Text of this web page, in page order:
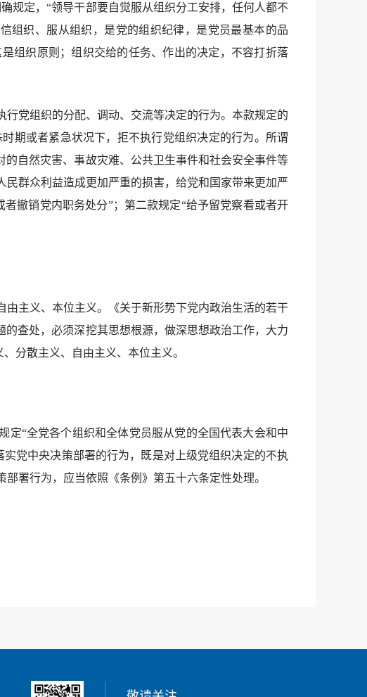
规定，“领导干部要自觉服从组织分工安排，任何人都不
组织、服从组织，是党的组织纪律，是党员最基本的品
组织原则；组织交给的任务、作出的决定，不容打折落
党组织的分配、调动、交流等决定的行为。本款规定的
期或者紧急状况下，拒不执行党组织决定的行为。所谓
自然灾害、事故灾难、公共卫生事件和社会安全事件等
群众利益造成更加严重的损害，给党和国家带来更加严
撤销党内职务处分”；第二款规定“给予留党察看或者开
主义、本位主义。《关于新形势下党内政治生活的若干
查处，必须深挖其思想根源，做深思想政治工作，大力
分散主义、自由主义、本位主义。
“全党各个组织和全体党员服从党的全国代表大会和中
党中央决策部署的行为，既是对上级党组织决定的不执
署行为，应当依照《条例》第五十六条定性处理。